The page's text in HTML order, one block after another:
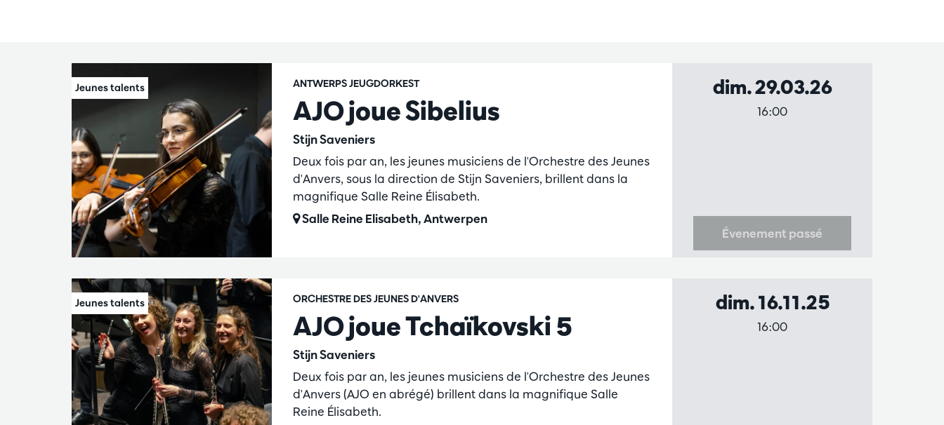
AJO joue Sibelius
Stijn Saveniers
ANTWERPS JEUGDORKEST
Deux fois par an, les jeunes musiciens de l'Orchestre des Jeunes
d'Anvers, sous la direction de Stijn Saveniers, brillent dans la
magnifique Salle Reine Élisabeth.
Salle Reine Elisabeth, Antwerpen
dim. 29.03.26
16:00
Évenement passé
AJO joue Tchaïkovski 5
Stijn Saveniers
ORCHESTRE DES JEUNES D'ANVERS
Deux fois par an, les jeunes musiciens de l'Orchestre des Jeunes
d'Anvers (AJO en abrégé) brillent dans la magnifique Salle
Reine Élisabeth.
dim. 16.11.25
16:00